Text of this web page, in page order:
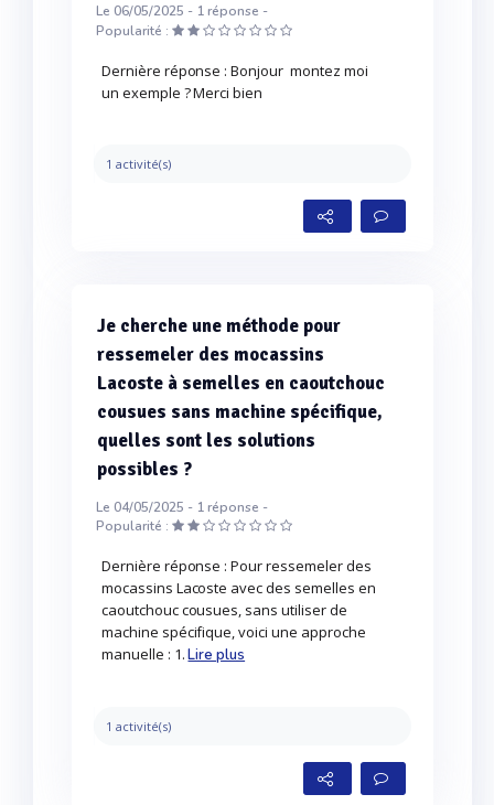
Le 06/05/2025 - 1réponse -
Popularité :
Dernière réponse : Bonjour montez moi
un exemple ? Merci bien
1 activité(s)
Je cherche une méthode pour
ressemeler des mocassins
Lacoste à semelles en caoutchouc
cousues sans machine spécifique,
quelles sont les solutions
possibles ?
Le 04/05/2025 - 1réponse -
Popularité :
Dernière réponse : Pour ressemeler des
mocassins Lacoste avec des semelles en
caoutchouc cousues, sans utiliser de
machine spécifique, voici une approche
manuelle : 1.Lire plus
1 activité(s)